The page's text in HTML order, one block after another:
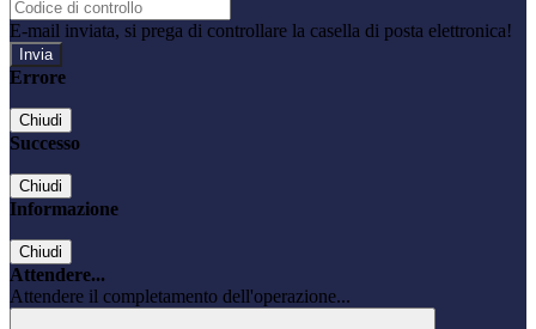
E-mail inviata, si prega di controllare la casella di posta elettronica!
Errore
Chiudi
Successo
Chiudi
Informazione
Chiudi
Attendere...
Attendere il completamento dell'operazione...